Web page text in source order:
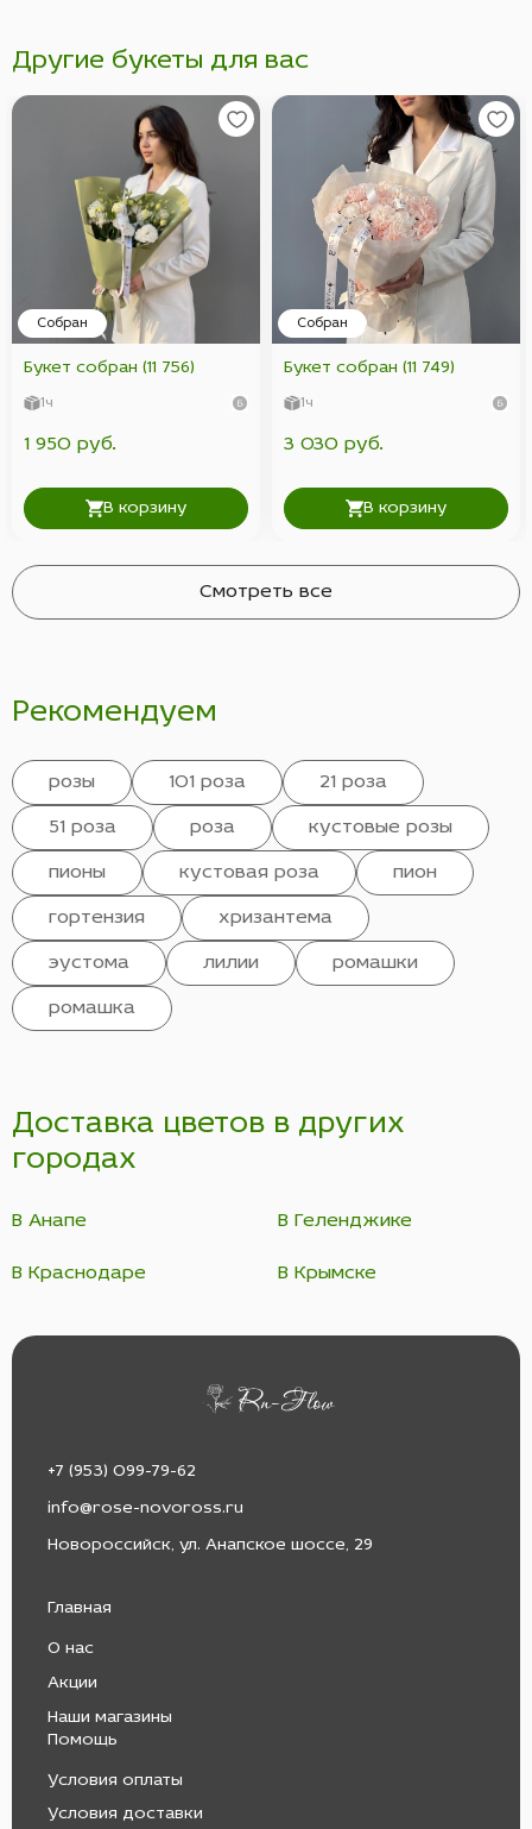
Другие букеты для вас
Собран
Букет собран (11 756)
1ч
1 950 руб.
В корзину
Собран
Букет собран (11 749)
1ч
3 030 руб.
В корзину
Смотреть все
Рекомендуем
розы 101 роза 21 роза
51 роза роза кустовые розы
пионы кустовая роза пион
гортензия хризантема
эустома лилии ромашки
ромашка
Доставка цветов в других
городах
В Анапе В Геленджике
В Краснодаре В Крымске
+7 (953) 099-79-62
info@rose-novoross.ru
Новороссийск, ул. Анапское шоссе, 29
Главная
О нас
Акции
Наши магазины
Помощь
Условия оплаты
Условия доставки